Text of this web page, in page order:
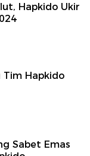
Hapkido Ukir
Tim Hapkido
Sabet Emas